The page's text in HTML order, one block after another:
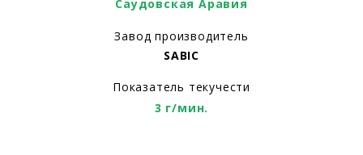
Саудовская Аравия
Завод производитель
SABIC
Показатель текучести
3 г/мин.